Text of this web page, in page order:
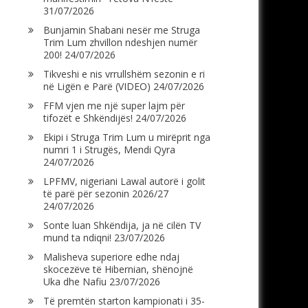
31/07/2026
Bunjamin Shabani nesër me Struga
Trim Lum zhvillon ndeshjen numër
200! 24/07/2026
Tikveshi e nis vrrullshëm sezonin e ri
në Ligën e Parë (VIDEO) 24/07/2026
FFM vjen me një super lajm për
tifozët e Shkëndijës! 24/07/2026
Ekipi i Struga Trim Lum u mirëprit nga
numri 1 i Strugës, Mendi Qyra
24/07/2026
LPFMV, nigeriani Lawal autorë i golit
të parë për sezonin 2026/27
24/07/2026
Sonte luan Shkëndija, ja në cilën TV
mund ta ndiqni! 23/07/2026
Malisheva superiore edhe ndaj
skocezëve të Hibernian, shënojnë
Uka dhe Nafiu 23/07/2026
Të premtën starton kampionati i 35-